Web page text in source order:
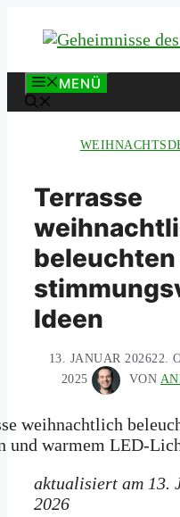
Inhalt
MENÜ
Terrasse
beleuchten
Ideen
13. JANUAR 202622.
2025
VON
aktualisiert am 13.
2026